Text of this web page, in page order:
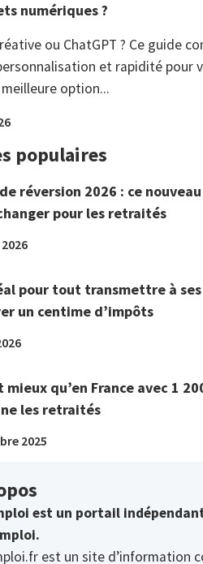
numériques ?
ou ChatGPT ? Ce guide
et rapidité pour
option...
populaires
réversion 2026 : ce
pour les retraités
pour tout transmettre à
un centime d’impôts
mieux qu’en France avec 1
les retraités
2025
est un portail
est un site d’information